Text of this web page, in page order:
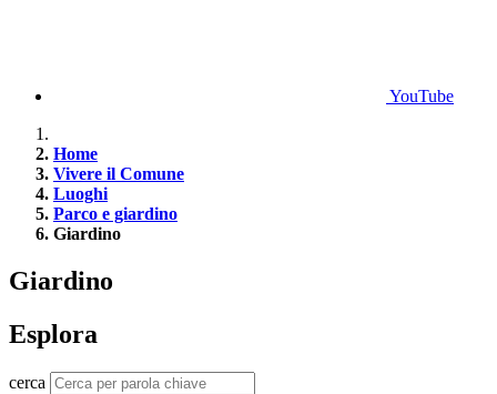
YouTube
Home
Vivere il Comune
Luoghi
Parco e giardino
Giardino
Giardino
Esplora
cerca